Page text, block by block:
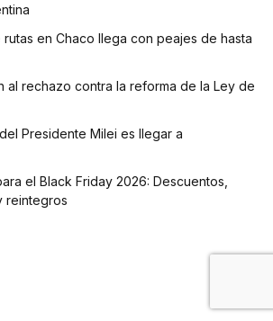
en Chaco llega con peajes de hasta
al rechazo contra la reforma de la Ley de
Presidente Milei es llegar a
el Black Friday 2026: Descuentos,
reintegros